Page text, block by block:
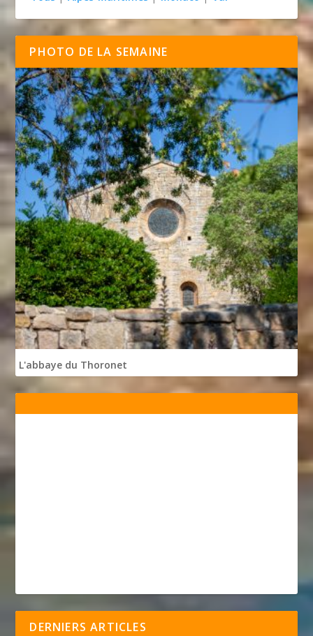
PHOTO DE LA SEMAINE
L'abbaye du Thoronet
DERNIERS ARTICLES